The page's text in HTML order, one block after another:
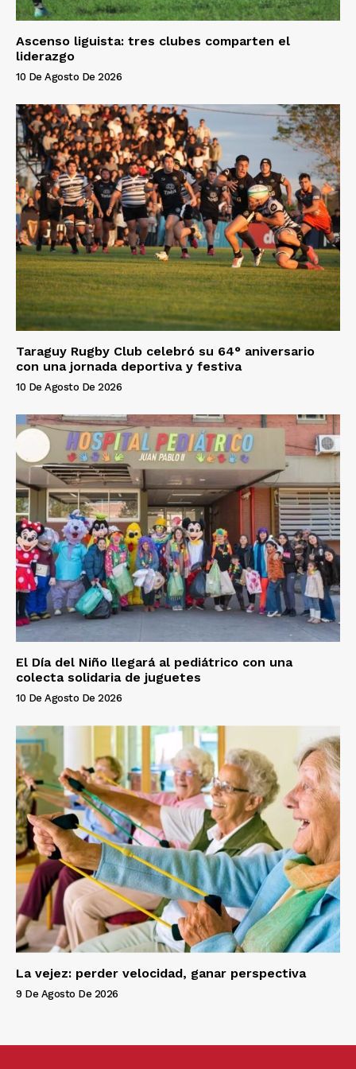
Ascenso liguista: tres clubes comparten el
liderazgo
10 De Agosto De 2026
Taraguy Rugby Club celebró su 64° aniversario
con una jornada deportiva y festiva
10 De Agosto De 2026
El Día del Niño llegará al pediátrico con una
colecta solidaria de juguetes
10 De Agosto De 2026
La vejez: perder velocidad, ganar perspectiva
9 De Agosto De 2026